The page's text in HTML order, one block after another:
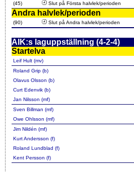
(45)
Slut på Första halvlek/perioden
Andra halvlek/perioden
(90) Slut på Andra halvlek/perioden
AIK:s laguppställning (4-2-4)
Startelva
Leif Hult (mv)
Roland Grip (b)
Olavus Olsson (b)
Curt Edenvik (b)
Jan Nilsson (mf)
Sven Billman (mf)
Owe Ohlsson (mf)
Jim Nildén (mf)
Kurt Andersson (f)
Roland Lundblad (f)
Kent Persson (f)